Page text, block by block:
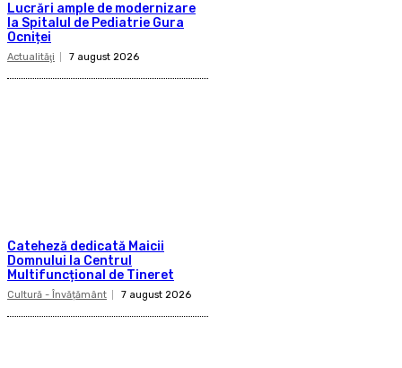
Lucrări ample de modernizare
la Spitalul de Pediatrie Gura
Ocniței
Actualităţi 7 august 2026
Cateheză dedicată Maicii
Domnului la Centrul
Multifuncțional de Tineret
Cultură - Învățământ 7 august 2026